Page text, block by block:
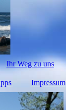
Ihr Weg zu uns
Impressum